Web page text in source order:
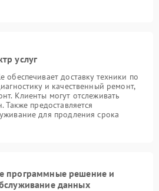
услуг
доставку техники по
и качественный ремонт,
Клиенты могут отслеживать
Также предоставляется
для продления срока
программные решение и
данных